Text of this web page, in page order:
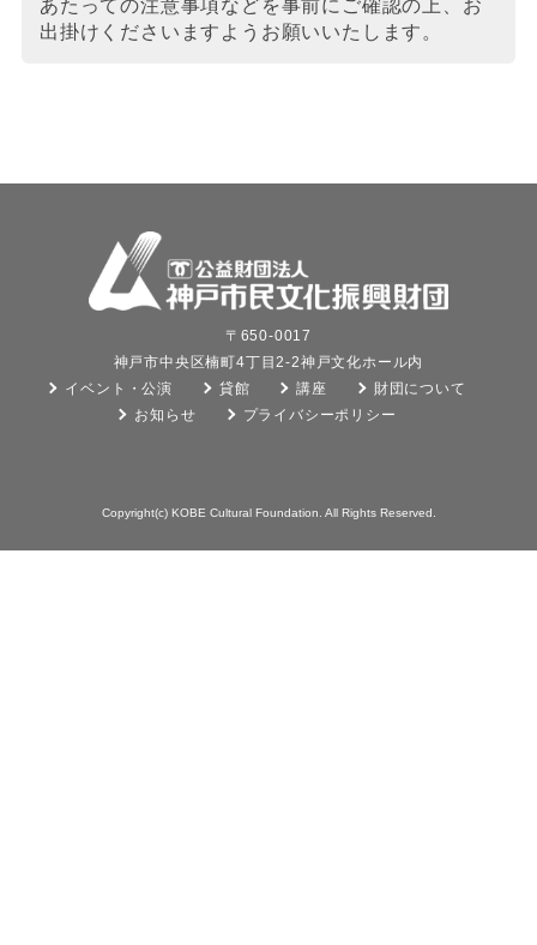
あたっての注意事項などを事前にご確認の上、お
出掛けくださいますようお願いいたします。
〒650-0017
神戸市中央区楠町4丁目2-2神戸文化ホール内
イベント・公演
貸館 講座
財団について
お知らせ
プライバシーポリシー
Copyright(c) KOBE Cultural Foundation. All Rights Reserved.